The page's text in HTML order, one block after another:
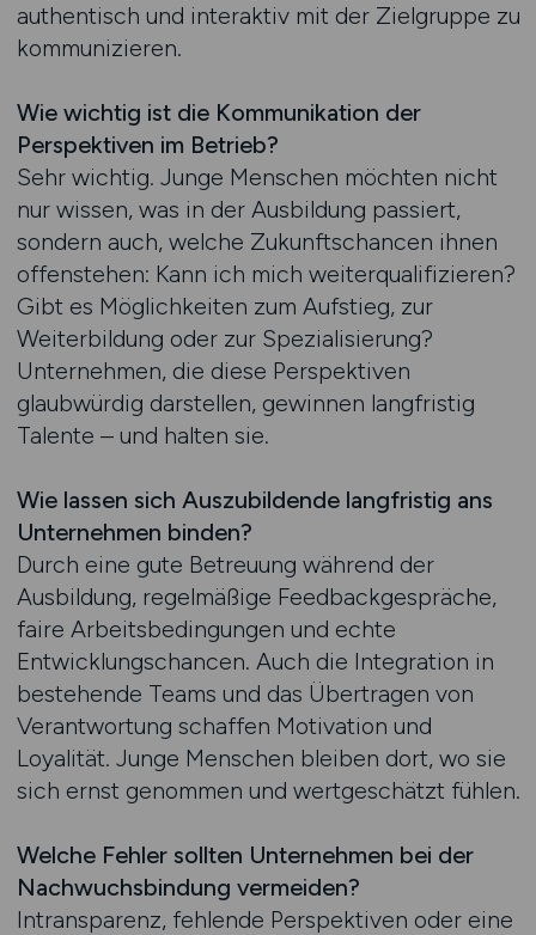
authentisch und interaktiv mit der Zielgruppe zu
kommunizieren.
Wie wichtig ist die Kommunikation der
Perspektiven im Betrieb?
Sehr wichtig. Junge Menschen möchten nicht
nur wissen, was in der Ausbildung passiert,
sondern auch, welche Zukunftschancen ihnen
offenstehen: Kann ich mich weiterqualifizieren?
Gibt es Möglichkeiten zum Aufstieg, zur
Weiterbildung oder zur Spezialisierung?
Unternehmen, die diese Perspektiven
glaubwürdig darstellen, gewinnen langfristig
Talente – und halten sie.
Wie lassen sich Auszubildende langfristig ans
Unternehmen binden?
Durch eine gute Betreuung während der
Ausbildung, regelmäßige Feedbackgespräche,
faire Arbeitsbedingungen und echte
Entwicklungschancen. Auch die Integration in
bestehende Teams und das Übertragen von
Verantwortung schaffen Motivation und
Loyalität. Junge Menschen bleiben dort, wo sie
sich ernst genommen und wertgeschätzt fühlen.
Welche Fehler sollten Unternehmen bei der
Nachwuchsbindung vermeiden?
Intransparenz, fehlende Perspektiven oder eine